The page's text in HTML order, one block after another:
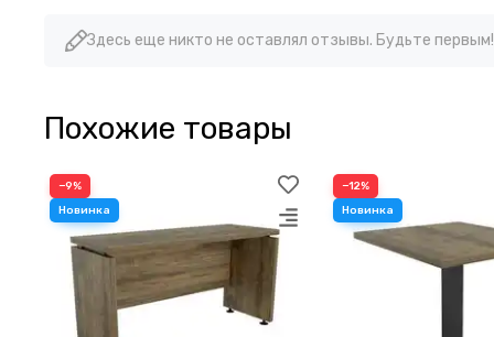
Здесь еще никто не оставлял отзывы. Будьте первым!
Похожие товары
−9% −12%